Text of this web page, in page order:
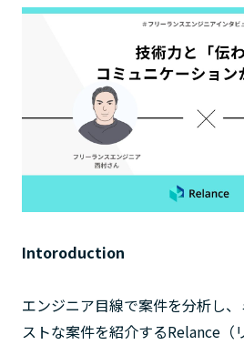
Intoroduction
エンジニア目線で案件を分析し
ストな案件を紹介するRelance（